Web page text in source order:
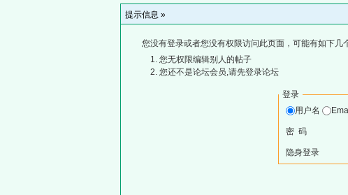
提示信息 »
您没有登录或者您没有权限访问此页面，可能有如下几
您无权限编辑别人的帖子
您还不是论坛会员,请先登录论坛
登录
用户名
密 码
隐身登录